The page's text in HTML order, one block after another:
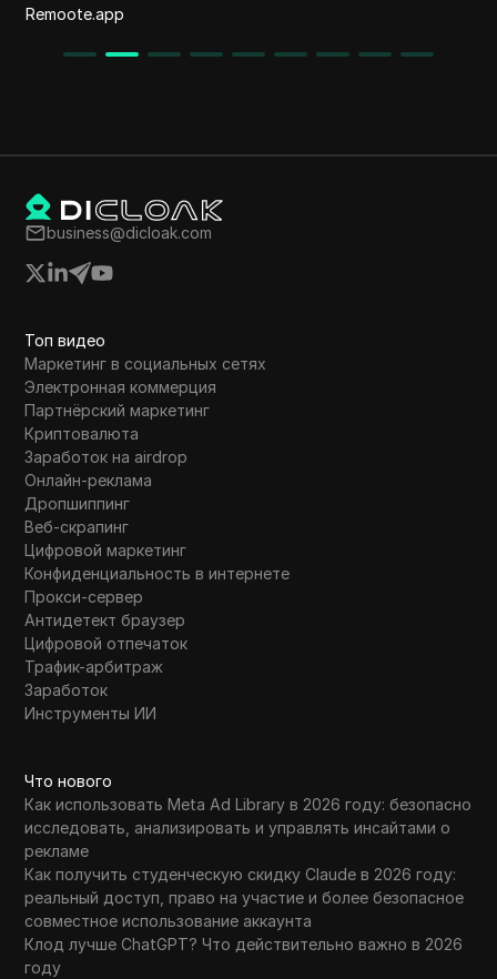
Xavier AI
business@dicloak.com
Топ видео
Маркетинг в социальных сетях
Электронная коммерция
Партнёрский маркетинг
Криптовалюта
Заработок на airdrop
Онлайн-реклама
Дропшиппинг
Веб-скрапинг
Цифровой маркетинг
Конфиденциальность в интернете
Прокси-сервер
Антидетект браузер
Цифровой отпечаток
Трафик-арбитраж
Заработок
Инструменты ИИ
Что нового
Как использовать Meta Ad Library в 2026 году: безопасно
исследовать, анализировать и управлять инсайтами о
рекламе
Как получить студенческую скидку Claude в 2026 году:
реальный доступ, право на участие и более безопасное
совместное использование аккаунта
Клод лучше ChatGPT? Что действительно важно в 2026
году